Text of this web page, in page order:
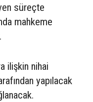
süreçte
mahkeme
ilişkin nihai
yapılacak